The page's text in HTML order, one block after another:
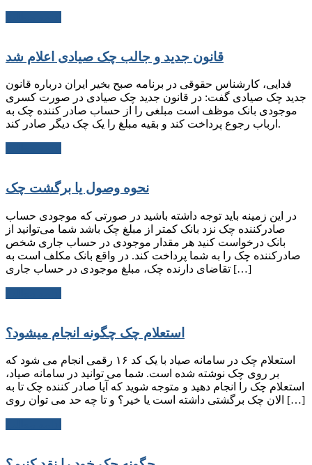
قانون جدید و جالب چک صیادی اعلام شد
فدایی، کارشناس حقوقی در برنامه صبح بخیر ایران درباره قانون
جدید چک صیادی گفت: در قانون جدید چک صیادی در صورت کسری
موجودی بانک موظف است مبلغی را از حساب صادر کننده چک به
ارباب رجوع پرداخت کند و بقیه مبلغ را یک چک دیگر صادر کند.
نحوه وصول یا برگشت چک
در این زمینه باید توجه داشته باشید در صورتی که موجودی حساب
صادرکننده چک نزد بانک کمتر از مبلغ چک باشد شما می‌توانید از
بانک درخواست کنید هر مقدار موجودی در حساب جاری شخص
صادرکننده چک را به شما پرداخت کند. در واقع بانک مکلف است به
تقاضای دارنده چک، مبلغ موجودی در حساب جاری […]
استعلام چک چگونه انجام میشود؟
استعلام چک در سامانه صیاد با یک کد ۱۶ رقمی انجام می شود که
بر روی چک نوشته شده است. شما می توانید در سامانه صیاد،
استعلام چک را انجام دهید و متوجه شوید که آیا صادر کننده چک تا به
الان چک برگشتی داشته است یا خیر؟ و تا چه حد می توان روی […]